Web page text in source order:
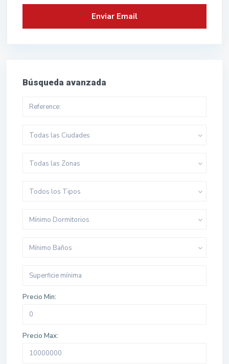
Búsqueda avanzada
Todas las Ciudades
Todas las Zonas
Todos los Tipos
Mínimo Dormitorios
Mínimo Baños
Precio Min:
Precio Max: